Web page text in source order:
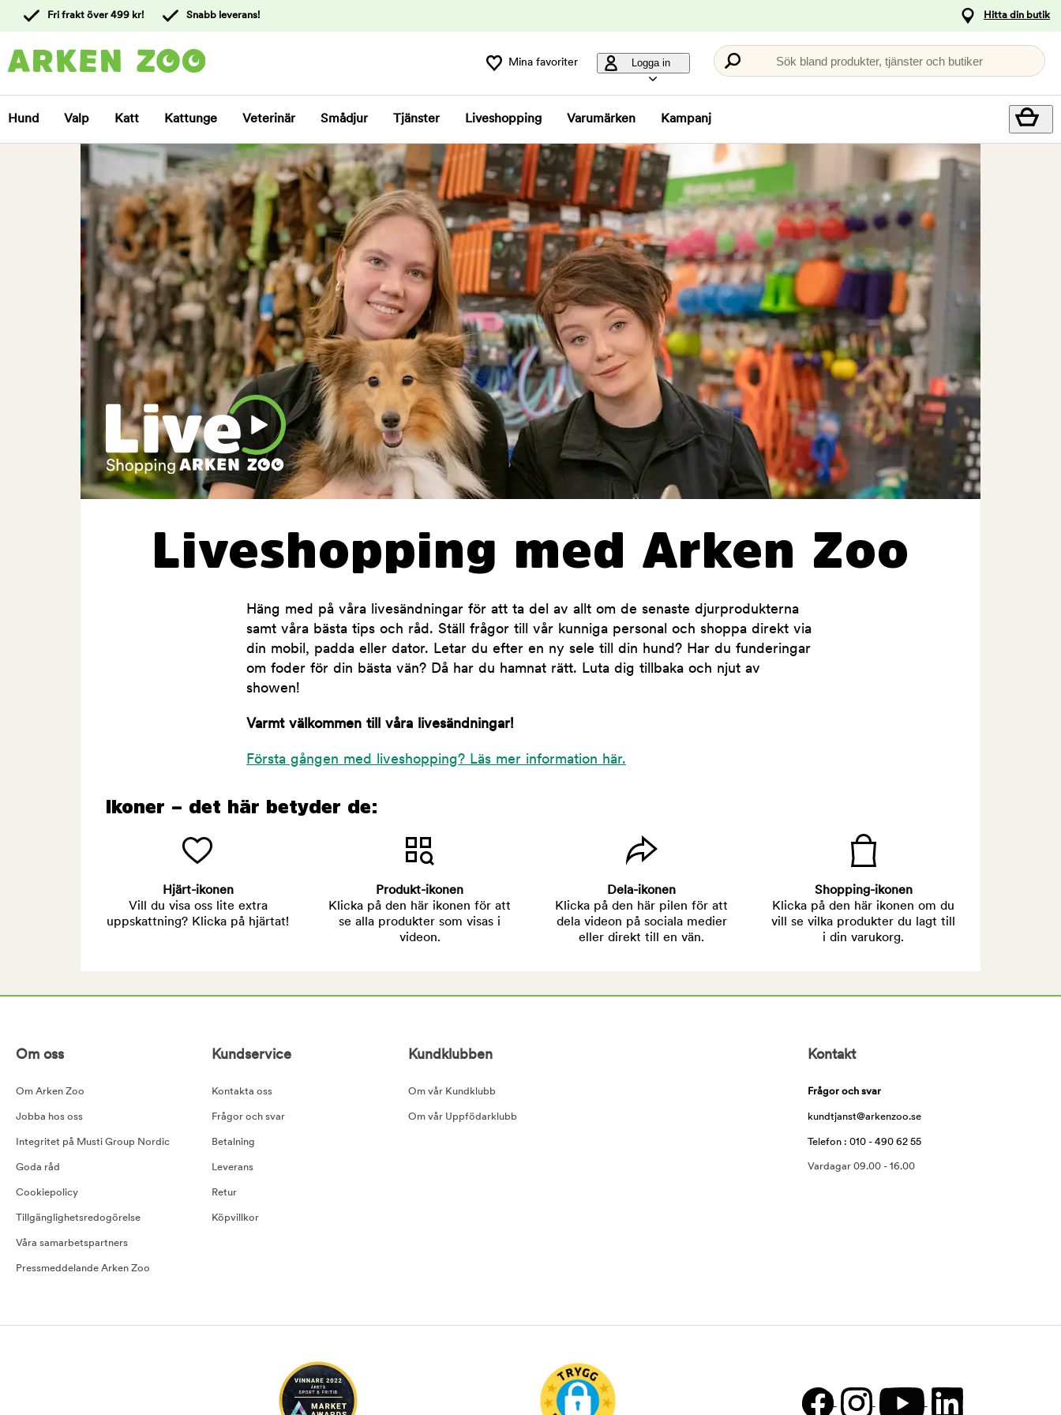
kundtjänst
Fri frakt över 499 kr! Snabb leverans! Hitta din butik
Mina favoriter Logga in Sök bland produkter, tjänster och butiker
Hund Valp Katt Kattunge Veterinär Smådjur Tjänster Liveshopping Varumärken Kampanj
Liveshopping med Arken Zoo
Häng med på våra livesändningar för att ta del av allt om de senaste djurprodukterna
samt våra bästa tips och råd. Ställ frågor till vår kunniga personal och shoppa direkt via
din mobil, padda eller dator. Letar du efter en ny sele till din hund? Har du funderingar
om foder för din bästa vän? Då har du hamnat rätt. Luta dig tillbaka och njut av
showen!
Varmt välkommen till våra livesändningar!
Första gången med liveshopping? Läs mer information här.
Ikoner – det här betyder de:
Hjärt-ikonen
Vill du visa oss lite extra
uppskattning? Klicka på hjärtat!
Produkt-ikonen
Klicka på den här ikonen för att
se alla produkter som visas i
videon.
Dela-ikonen
Klicka på den här pilen för att
dela videon på sociala medier
eller direkt till en vän.
Shopping-ikonen
Klicka på den här ikonen om du
vill se vilka produkter du lagt till
i din varukorg.
Om oss
Om Arken Zoo
Jobba hos oss
Integritet på Musti Group Nordic
Goda råd
Cookiepolicy
Tillgänglighetsredogörelse
Våra samarbetspartners
Pressmeddelande Arken Zoo
Kundservice
Kontakta oss
Frågor och svar
Betalning
Leverans
Retur
Köpvillkor
Kundklubben
Om vår Kundklubb
Om vår Uppfödarklubb
Kontakt
Frågor och svar
kundtjanst@arkenzoo.se
Telefon : 010 - 490 62 55
Vardagar 09.00 - 16.00